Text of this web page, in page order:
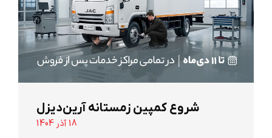
شروع کمپین زمستانه آرین‌دیزل
18 آذر 1404